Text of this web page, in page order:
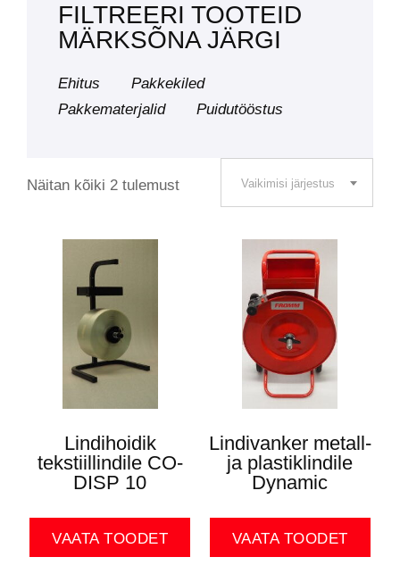
Näitan kõiki 2 tulemust Vaikimisi järjestus
Lindihoidik
tekstiillindile CO-
DISP 10
VAATA TOODET
Lindivanker metall-
ja plastiklindile
Dynamic
VAATA TOODET
FILTREERI TOOTEID
MÄRKSÕNA JÄRGI
Ehitus
Pakkekiled
Pakkematerjalid
Puidutööstus